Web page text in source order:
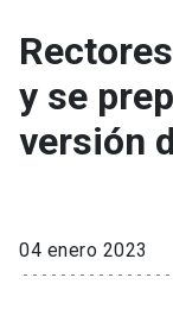
Facultades,
institutos
Investigación
Extensión
y se
versión
04 enero 2023